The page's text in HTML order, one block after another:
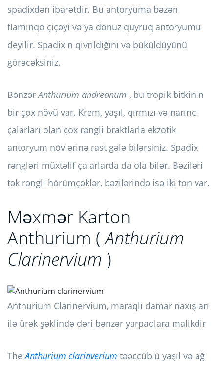
spadixdən ibarətdir. Bu antoryuma bəzən
flaminqo çiçəyi və ya donuz quyruq antoryumu
deyilir. Spadixin qıvrıldığını və büküldüyünü
görəcəksiniz.
BənzərAnthurium andreanum , bu tropik bitkinin
bir çox növü var. Krem, yaşıl, qırmızı və narıncı
çalarları olan çox rəngli braktlarla ekzotik
antoryum növlərinə rast gələ bilərsiniz. Spadix
rəngləri müxtəlif çalarlarda da ola bilər. Bəziləri
tək rəngli hörümçəklər, bəzilərində isə iki ton var.
Məxmər Karton
Anthurium (Anthurium
Clarinervium )
Anthurium Clarinervium, maraqlı damar naxışları
ilə ürək şəklində dəri bənzər yarpaqlara malikdir
TheAnthurium clarinverium təəccüblü yaşıl və ağ